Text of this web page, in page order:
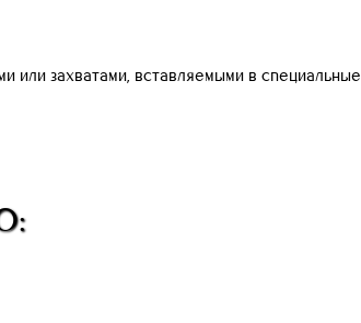
или захватами, вставляемыми в специальные